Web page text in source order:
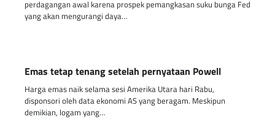
perdagangan awal karena prospek pemangkasan suku bunga Fed
yang akan mengurangi daya…
Emas tetap tenang setelah pernyataan Powell
Harga emas naik selama sesi Amerika Utara hari Rabu,
disponsori oleh data ekonomi AS yang beragam. Meskipun
demikian, logam yang…